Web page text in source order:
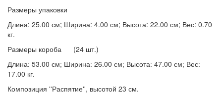
Размеры упаковки
Длина: 25.00 см; Ширина: 4.00 см; Высота: 22.00 см; Вес: 0.70
кг.
Размеры короба (24 шт.)
Длина: 53.00 см; Ширина: 26.00 см; Высота: 47.00 см; Вес:
17.00 кг.
Композиция ''Распятие'', высотой 23 см.